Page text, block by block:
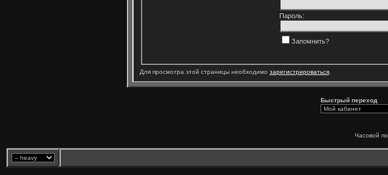
Пароль:
Запомнить?
Для просмотра этой страницы необходимо зарегистрироваться
Быстрый переход
Часовой